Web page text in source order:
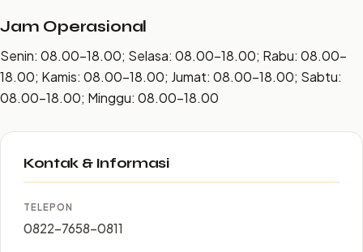
Jam Operasional
Senin: 08.00–18.00; Selasa: 08.00–18.00; Rabu: 08.00–
18.00; Kamis: 08.00–18.00; Jumat: 08.00–18.00; Sabtu:
08.00–18.00; Minggu: 08.00–18.00
Kontak & Informasi
TELEPON
0822-7658-0811